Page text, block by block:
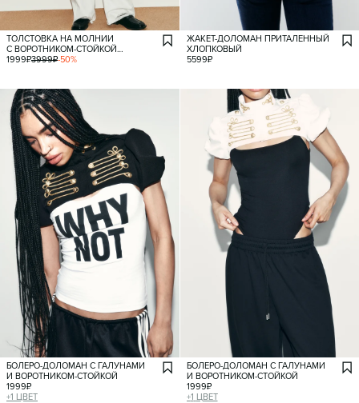
ТОЛСТОВКА НА МОЛНИИ
С ВОРОТНИКОМ-СТОЙКОЙ
И ГАЛУНАМИ
1999₽3999₽-50%
ЖАКЕТ-ДОЛОМАН ПРИТАЛЕННЫЙ
ХЛОПКОВЫЙ
5599₽
БОЛЕРО-ДОЛОМАН С ГАЛУНАМИ
И ВОРОТНИКОМ-СТОЙКОЙ
1999₽
+1 ЦВЕТ
БОЛЕРО-ДОЛОМАН С ГАЛУНАМИ
И ВОРОТНИКОМ-СТОЙКОЙ
1999₽
+1 ЦВЕТ